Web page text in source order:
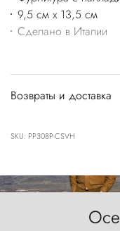
9,5 см x 13,5 см
Сделано в Италии
Возвраты и доставка
SKU: PP308P-CSVH